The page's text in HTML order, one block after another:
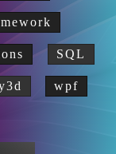
SQL
wpf